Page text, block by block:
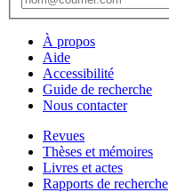
À propos
Aide
Accessibilité
Guide de recherche
Nous contacter
Revues
Thèses et mémoires
Livres et actes
Rapports de recherche